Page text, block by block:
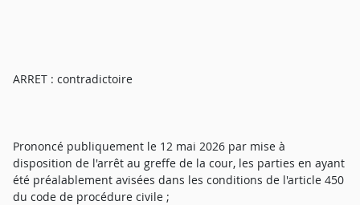
ARRET : contradictoire
Prononcé publiquement le 12 mai 2026 par mise à
disposition de l'arrêt au greffe de la cour, les parties en ayant
été préalablement avisées dans les conditions de l'article 450
du code de procédure civile ;